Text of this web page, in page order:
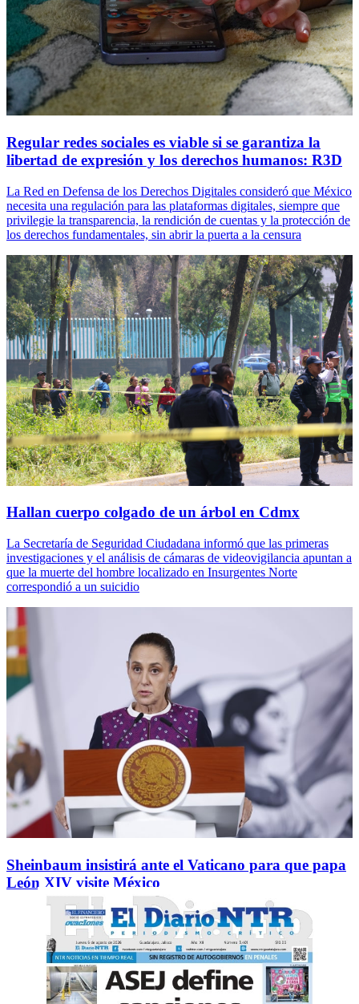
Regular redes sociales es viable si se garantiza la
libertad de expresión y los derechos humanos: R3D
La Red en Defensa de los Derechos Digitales consideró que México
necesita una regulación para las plataformas digitales, siempre que
privilegie la transparencia, la rendición de cuentas y la protección de
los derechos fundamentales, sin abrir la puerta a la censura
Hallan cuerpo colgado de un árbol en Cdmx
La Secretaría de Seguridad Ciudadana informó que las primeras
investigaciones y el análisis de cámaras de videovigilancia apuntan a
que la muerte del hombre localizado en Insurgentes Norte
correspondió a un suicidio
Sheinbaum insistirá ante el Vaticano para que papa
León XIV visite México